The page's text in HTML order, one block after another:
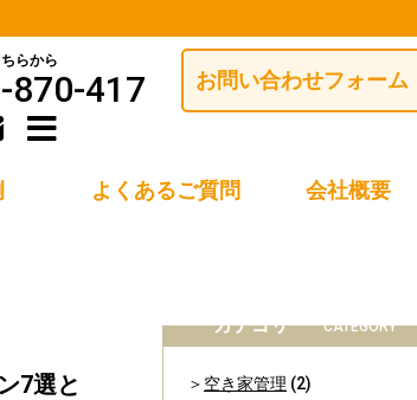
らから
お問い合わせフォーム
よくあるご質問 会社概要
7選と
カテゴリー CATEGORY
空き家管理 (2)